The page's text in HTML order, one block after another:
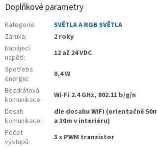
Doplňkové parametry
Kategorie:
SVĚTLA A RGB SVĚTLA
Záruka:
2 roky
Napájecí
napětí:
12 až 24 VDC
Spotřeba
energie:
0,4 W
Bezdrátová
komunikace:
Wi-Fi 2.4 GHz, 802.11 b/g/n
Dosah
komunikace:
dle dosahu WiFi (orientačně
a 30m v interiéru)
Počet
výstupů:
3 x PWM tranzistor